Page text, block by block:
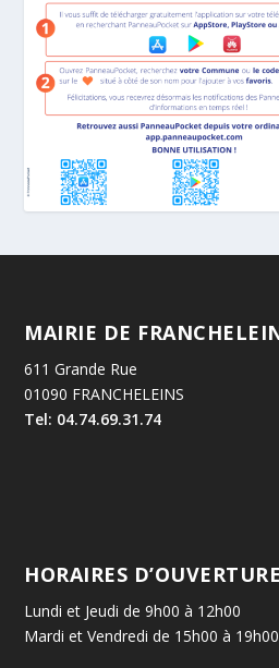
MAIRIE DE
611 Grande Rue
01090 FRANCHELEINS
Tel: 04.74.69.31.74
HORAIRES D’OUVERTURE
Lundi et Jeudi de 9h00 à 12h00
Mardi et Vendredi de 15h00 à 19h00